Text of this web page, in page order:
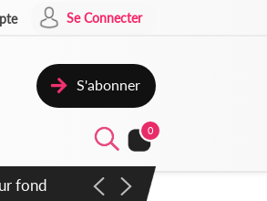
Se Connecter
S'abonner
0